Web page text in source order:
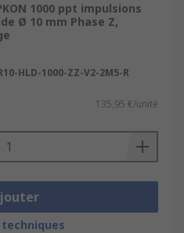
1000 ppt impulsions
Ø 10 mm Phase Z,
HLD-1000-ZZ-V2-2M5-R
135,95 €/unité
techniques